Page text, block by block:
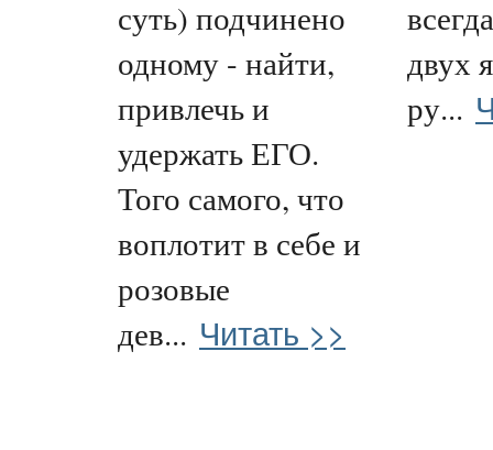
суть) подчинено
одному - найти,
привлечь и
удержать ЕГО.
Того самого, что
воплотит в себе и
розовые
дев... Читать >>
двух
ру...